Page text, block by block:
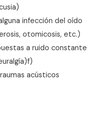
infección del oído
otomicosis, etc.)
a ruido constante
acústicos